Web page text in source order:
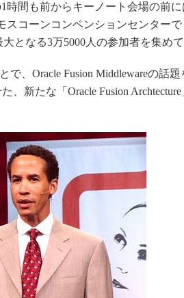
間も前からキーノート会場の前
コーンコンベンションセンターで
大となる3万5000人の参加者を集め
、Oracle Fusion Middlewareの話題
、新たな「Oracle Fusion